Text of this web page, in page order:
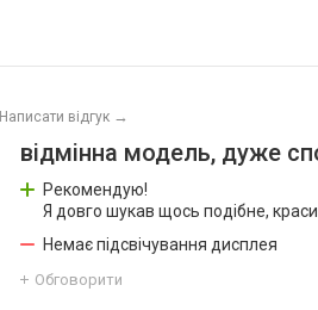
Написати відгук →
відмінна модель, дуже
Рекомендую!
Я довго шукав щось подібне,
Немає підсвічування дисплея
Обговорити